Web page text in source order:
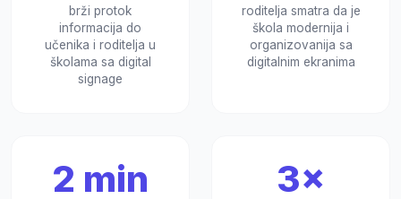
brži protok
informacija do
učenika i roditelja u
školama sa digital
signage
roditelja smatra da je
škola modernija i
organizovanija sa
digitalnim ekranima
2 min 3×